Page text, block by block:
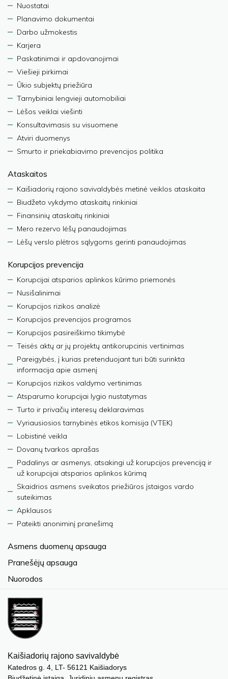
Nuostatai
Planavimo dokumentai
Darbo užmokestis
Karjera
Paskatinimai ir apdovanojimai
Viešieji pirkimai
Ūkio subjektų priežiūra
Tarnybiniai lengvieji automobiliai
Lėšos veiklai viešinti
Konsultavimasis su visuomene
Atviri duomenys
Smurto ir priekabiavimo prevencijos politika
Ataskaitos
Kaišiadorių rajono savivaldybės metinė veiklos ataskaita
Biudžeto vykdymo ataskaitų rinkiniai
Finansinių ataskaitų rinkiniai
Mero rezervo lėšų panaudojimas
Lėšų verslo plėtros sąlygoms gerinti panaudojimas
Korupcijos prevencija
Korupcijai atsparios aplinkos kūrimo priemonės
Nusišalinimai
Korupcijos rizikos analizė
Korupcijos prevencijos programos
Korupcijos pasireiškimo tikimybė
Teisės aktų ar jų projektų antikorupcinis vertinimas
Pareigybės, į kurias pretenduojant turi būti surinkta
informacija apie asmenį
Korupcijos rizikos valdymo vertinimas
Atsparumo korupcijai lygio nustatymas
Turto ir privačių interesų deklaravimas
Vyriausiosios tarnybinės etikos komisija (VTEK)
Lobistinė veikla
Dovanų tvarkos aprašas
Padalinys ar asmenys, atsakingi už korupcijos prevenciją ir
už korupcijai atsparios aplinkos kūrimą
Skaidrios asmens sveikatos priežiūros įstaigos vardo
suteikimas
Apklausos
Pateikti anoniminį pranešimą
Asmens duomenų apsauga
Pranešėjų apsauga
Nuorodos
Kaišiadorių rajono savivaldybė
Katedros g. 4, LT- 56121 Kaišiadorys